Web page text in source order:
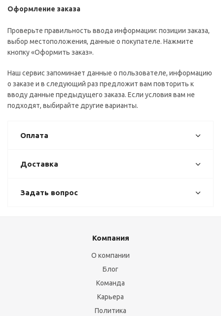
Оформление заказа
Проверьте правильность ввода информации: позиции заказа,
выбор местоположения, данные о покупателе. Нажмите
кнопку «Оформить заказ».
Наш сервис запоминает данные о пользователе, информацию
о заказе и в следующий раз предложит вам повторить к
вводу данные предыдущего заказа. Если условия вам не
подходят, выбирайте другие варианты.
Оплата
Доставка
Задать вопрос
Компания
О компании
Блог
Команда
Карьера
Политика